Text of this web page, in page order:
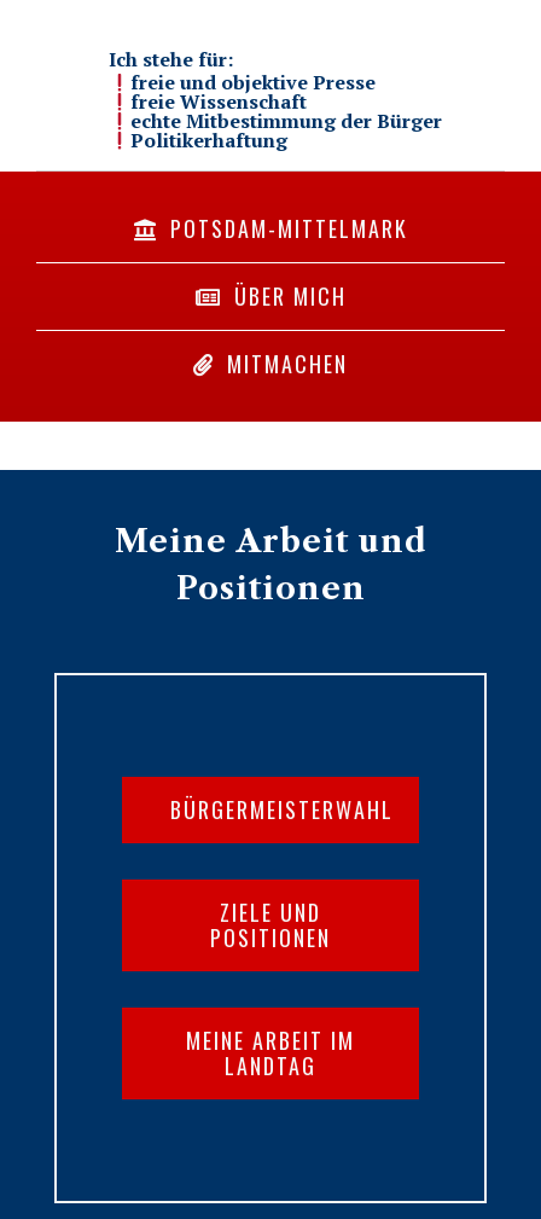
Ich stehe für:
freie und objektive Presse
freie Wissenschaft
echte Mitbestimmung der Bürger
Politikerhaftung
POTSDAM-MITTELMARK
ÜBER MICH
MITMACHEN
Meine Arbeit und
Positionen
BÜRGERMEISTERWAHL
ZIELE UND
POSITIONEN
MEINE ARBEIT IM
LANDTAG